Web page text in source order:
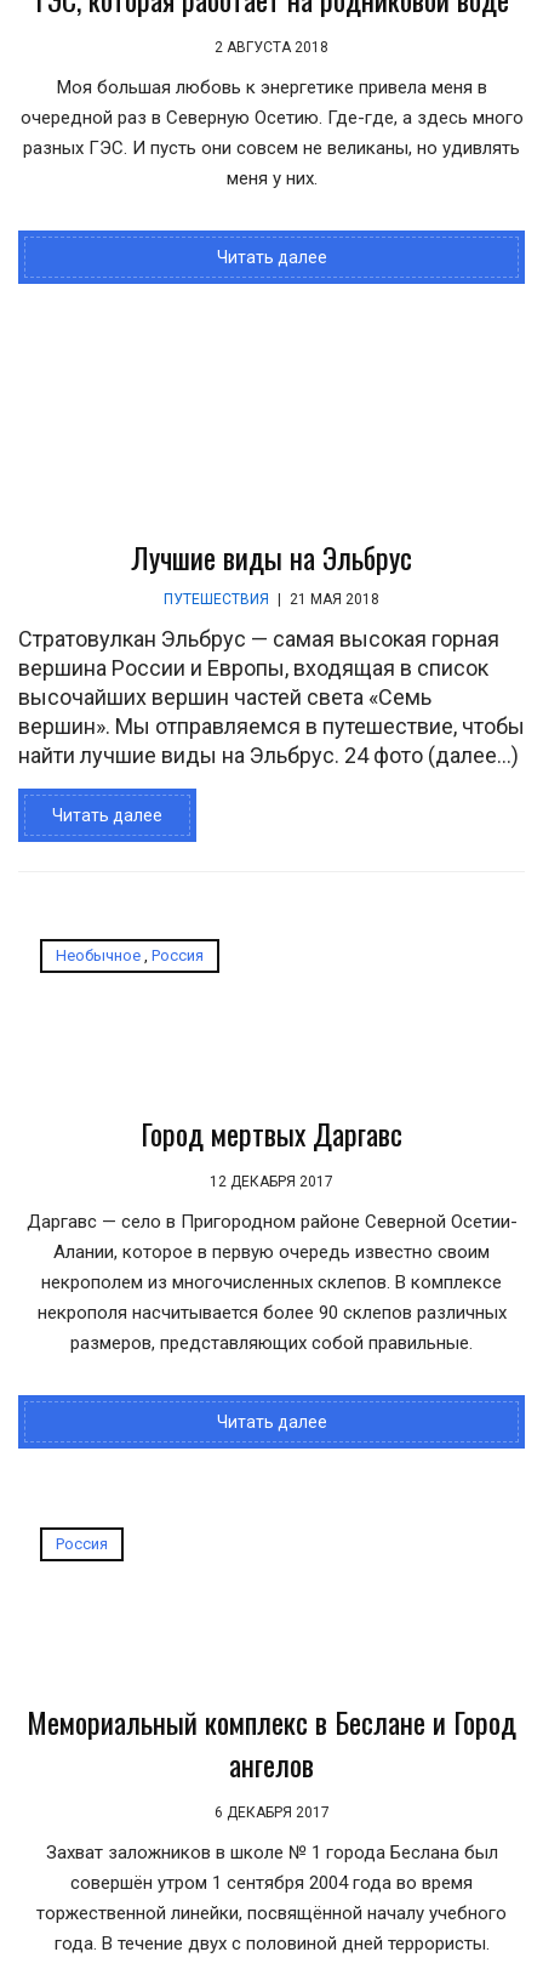
2 АВГУСТА 2018
Моя большая любовь к энергетике привела меня в
очередной раз в Северную Осетию. Где-где, а здесь много
разных ГЭС. И пусть они совсем не великаны, но удивлять
меня у них.
Читать далее
Лучшие виды на Эльбрус
ПУТЕШЕСТВИЯ | 21 МАЯ 2018
Стратовулкан Эльбрус — самая высокая горная
вершина России и Европы, входящая в список
высочайших вершин частей света «Семь
вершин». Мы отправляемся в путешествие, чтобы
найти лучшие виды на Эльбрус. 24 фото (далее…)
Читать далее
Необычное Россия
Город мертвых Даргавс
12 ДЕКАБРЯ 2017
Даргавс — село в Пригородном районе Северной Осетии-
Алании, которое в первую очередь известно своим
некрополем из многочисленных склепов. В комплексе
некрополя насчитывается более 90 склепов различных
размеров, представляющих собой правильные.
Читать далее
Россия
Мемориальный комплекс в Беслане и Город
ангелов
6 ДЕКАБРЯ 2017
Захват заложников в школе № 1 города Беслана был
совершён утром 1 сентября 2004 года во время
торжественной линейки, посвящённой началу учебного
года. В течение двух с половиной дней террористы.